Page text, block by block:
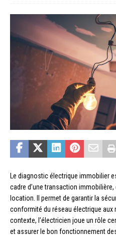
Le diagnostic électrique immobilier
cadre d’une transaction immobilière,
location. Il permet de garantir la
conformité du réseau électrique aux
contexte, l’électricien joue un rôle
et assurer le bon fonctionnement